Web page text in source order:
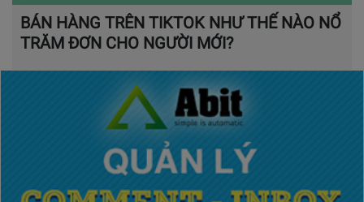
BÁN HÀNG TRÊN TIKTOK NHƯ THẾ NÀO NỔ
TRĂM ĐƠN CHO NGƯỜI MỚI?